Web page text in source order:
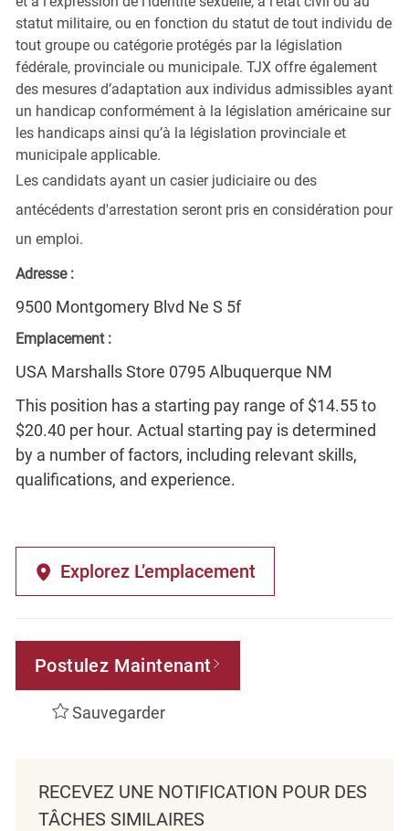
statut militaire, ou en fonction du statut de tout individu de
tout groupe ou catégorie protégés par la législation
fédérale, provinciale ou municipale. TJX offre également
des mesures d’adaptation aux individus admissibles ayant
un handicap conformément à la législation américaine sur
les handicaps ainsi qu’à la législation provinciale et
municipale applicable.
Les candidats ayant un casier judiciaire ou des
antécédents d'arrestation seront pris en considération pour
un emploi.
Adresse :
9500 Montgomery Blvd Ne S 5f
Emplacement :
USA Marshalls Store 0795 Albuquerque NM
This position has a starting pay range of $14.55 to
$20.40 per hour. Actual starting pay is determined
by a number of factors, including relevant skills,
qualifications, and experience.
Explorez L’emplacement
Postulez Maintenant
Sauvegarder
RECEVEZ UNE NOTIFICATION POUR DES
TÂCHES SIMILAIRES